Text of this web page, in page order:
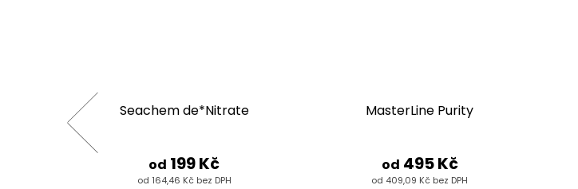
Seachem de*Nitrate
od 164,46 Kč bez DPH
od 199 Kč
MasterLine Purity
od 409,09 Kč bez DPH
od 495 Kč